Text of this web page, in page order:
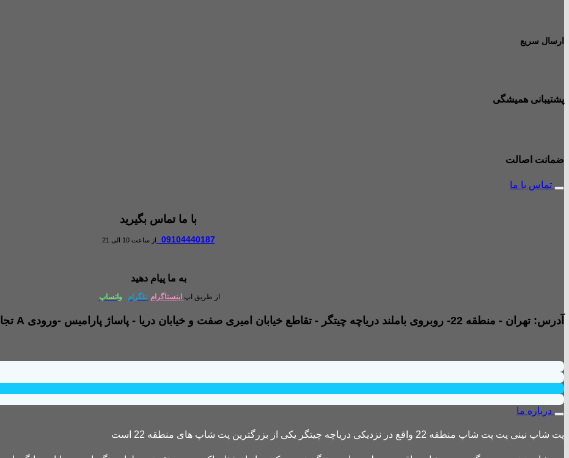
ارسال سریع
پشتیبانی همیشگی
ضمانت اصالت
تماس با ما
با ما تماس بگیرید
09104440187 از ساعت 10 الی 21
به ما پیام دهید
از طریق اپ اینستاگرام تلگرام واتساپ
آدرس: تهران - منطقه 22- روبروی باملند دریاچه چیتگر - تقاطع خیابان امیری صفت و خیابان دریا - پاساژ پارامیس -ورودی A تجاری - طبقه همکف - جنب داروخانه - واحد B2
درباره ما
پت شاپ نینی پت پت شاپ منطقه 22 واقع در نزدیکی دریاچه چیتگر یکی از بزرگترین پت شاپ های منطقه 22 است